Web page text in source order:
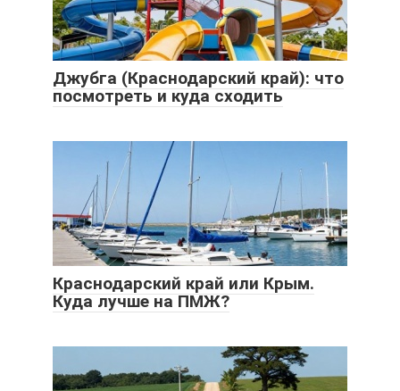
Джубга (Краснодарский край): что
посмотреть и куда сходить
Краснодарский край или Крым.
Куда лучше на ПМЖ?